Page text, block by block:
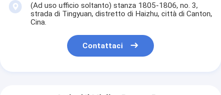
(Ad uso ufficio soltanto) stanza 1805-1806, no. 3,
strada di Tingyuan, distretto di Haizhu, città di Canton,
Cina.
Contattaci